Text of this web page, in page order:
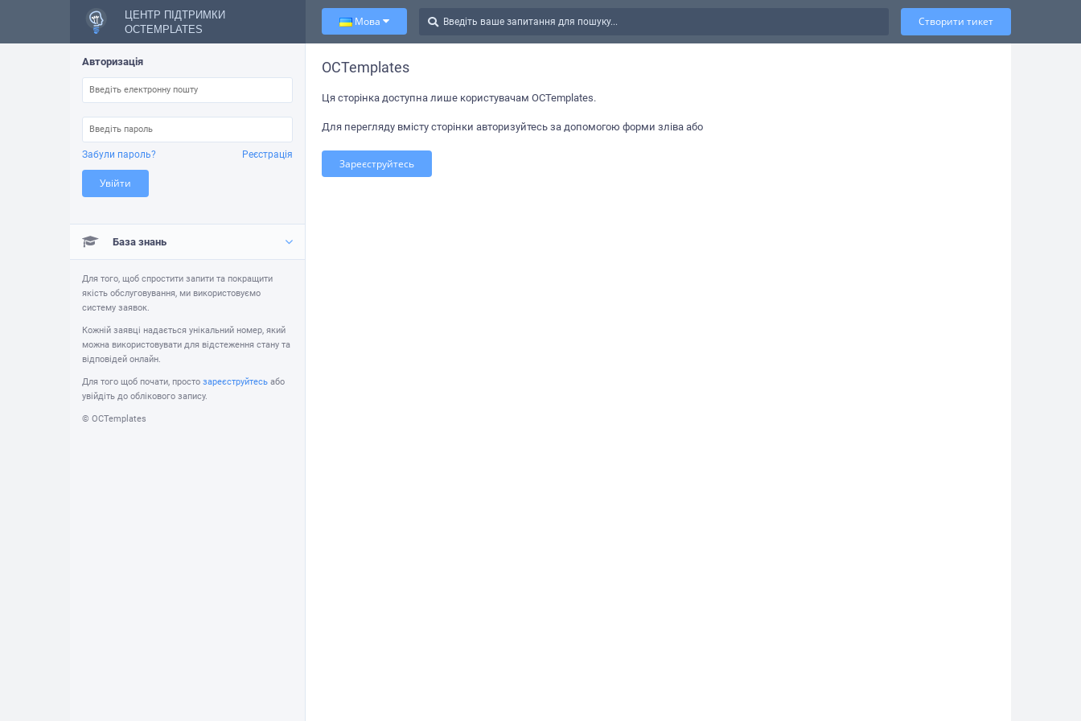
ЦЕНТР ПІДТРИМКИ
OCTEMPLATES
Мова Створити тикет
Авторизація
Забули пароль? Реєстрація
Увійти
База знань
Для того, щоб спростити запити та покращити
якість обслуговування, ми використовуємо
систему заявок.
Кожній заявці надається унікальний номер, який
можна використовувати для відстеження стану та
відповідей онлайн.
Для того щоб почати, просто зареєструйтесь або
увійдіть до облікового запису.
© OCTemplates
OCTemplates
Ця сторінка доступна лише користувачам OCTemplates.
Для перегляду вмісту сторінки авторизуйтесь за допомогою форми зліва або
Зареєструйтесь